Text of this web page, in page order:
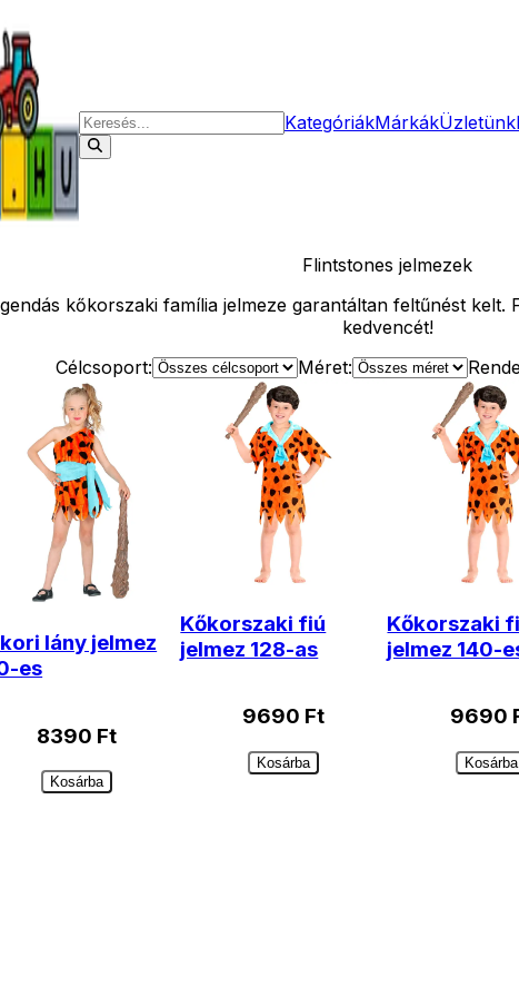
KategóriákMárkákÜzletünk
Flintstones jelmezek
kőkorszaki família jelmeze garantáltan feltűnést kelt.
kedvencét!
Célcsoport:
Méret:
lány jelmez
es
8390 Ft
Kosárba
Kőkorszaki fiú
jelmez 128-as
9690 Ft
Kosárba
Kőkorszaki
jelmez 140-
9690
Kosárba